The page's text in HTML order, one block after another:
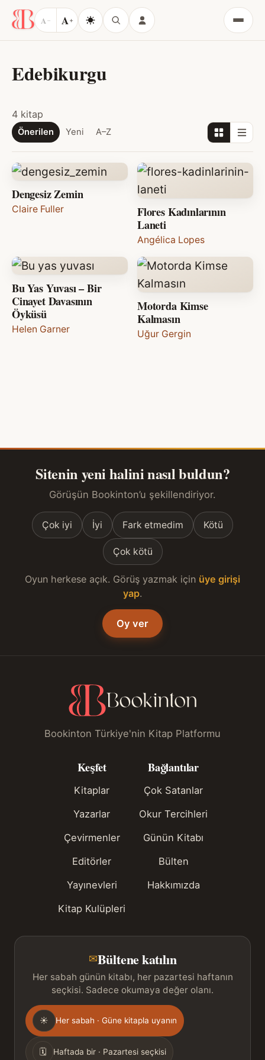
A − A+
Menü
Edebikurgu
4 kitap
Önerilen Yeni A–Z
Dengesiz Zemin
Claire Fuller
Flores Kadınlarının
Laneti
Angélica Lopes
Bu Yas Yuvası – Bir
Cinayet Davasının
Öyküsü
Helen Garner
Motorda Kimse
Kalmasın
Uğur Gergin
Sitenin yeni halini nasıl buldun?
Görüşün Bookinton’u şekillendiriyor.
Çok iyi İyi Fark etmedim Kötü
Çok kötü
Oyun herkese açık. Görüş yazmak için üye girişi
yap.
Oy ver
Bookinton Türkiye'nin Kitap Platformu
Keşfet
Kitaplar
Yazarlar
Çevirmenler
Editörler
Yayınevleri
Kitap Kulüpleri
Bağlantılar
Çok Satanlar
Okur Tercihleri
Günün Kitabı
Bülten
Hakkımızda
✉Bültene katılın
Her sabah günün kitabı, her pazartesi haftanın
seçkisi. Sadece okumaya değer olanı.
Gönderim
sıklığı
☀ Her sabah · Güne kitapla uyanın
🗓 Haftada bir · Pazartesi seçkisi